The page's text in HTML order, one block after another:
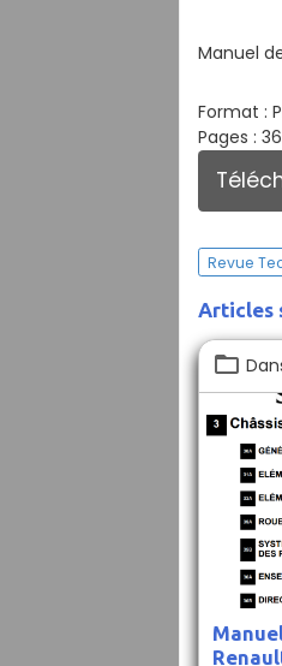
Manuel
Format :
Pages : 36
Revue
Articles